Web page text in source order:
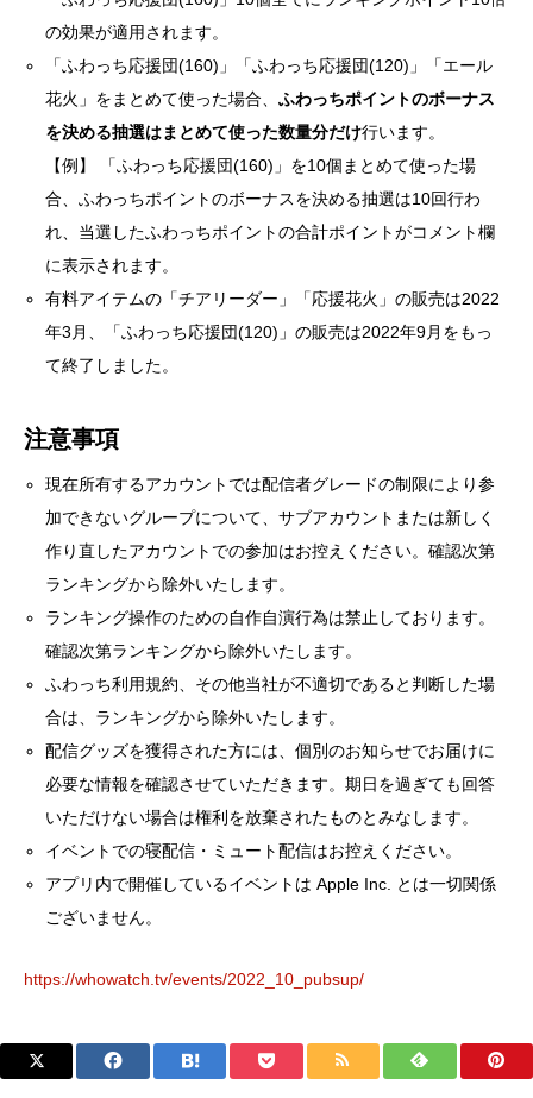
の効果が適⽤されます。
「ふわっち応援団(160)」「ふわっち応援団(120)」「エール
花火」をまとめて使った場合、ふわっちポイントのボーナス
を決める抽選はまとめて使った数量分だけ⾏います。
【例】 「ふわっち応援団(160)」を10個まとめて使った場
合、ふわっちポイントのボーナスを決める抽選は10回行わ
れ、当選したふわっちポイントの合計ポイントがコメント欄
に表示されます。
有料アイテムの「チアリーダー」「応援花火」の販売は2022
年3月、「ふわっち応援団(120)」の販売は2022年9月をもっ
て終了しました。
注意事項
現在所有するアカウントでは配信者グレードの制限により参
加できないグループについて、サブアカウントまたは新しく
作り直したアカウントでの参加はお控えください。確認次第
ランキングから除外いたします。
ランキング操作のための自作自演行為は禁止しております。
確認次第ランキングから除外いたします。
ふわっち利用規約、その他当社が不適切であると判断した場
合は、ランキングから除外いたします。
配信グッズを獲得された方には、個別のお知らせでお届けに
必要な情報を確認させていただきます。期日を過ぎても回答
いただけない場合は権利を放棄されたものとみなします。
イベントでの寝配信・ミュート配信はお控えください。
アプリ内で開催しているイベントは Apple Inc. とは一切関係
ございません。
https://whowatch.tv/events/2022_10_pubsup/